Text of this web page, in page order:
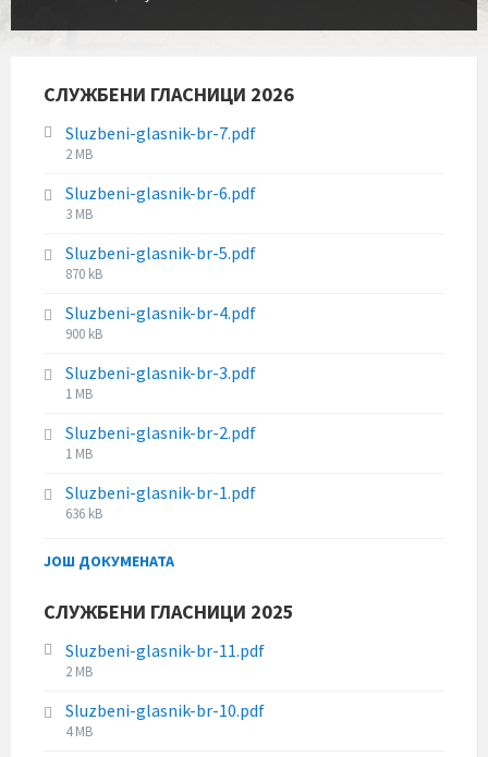
СЛУЖБЕНИ ГЛАСНИЦИ 2026
Sluzbeni-glasnik-br-7.pdf
F
l
e
i
z
e
:
2 MB
Sluzbeni-glasnik-br-6.pdf
F
l
e
i
z
e
:
3 MB
Sluzbeni-glasnik-br-5.pdf
F
l
e
i
z
e
:
870 kB
Sluzbeni-glasnik-br-4.pdf
F
l
e
i
z
e
:
900 kB
Sluzbeni-glasnik-br-3.pdf
F
l
e
i
z
:
1 MB
Sluzbeni-glasnik-br-2.pdf
F
l
e
i
e
1 MB
Sluzbeni-glasnik-br-1.pdf
F
l
i
z
e
636 kB
ЈОШ ДОКУМЕНАТА
СЛУЖБЕНИ ГЛАСНИЦИ 2025
Sluzbeni-glasnik-br-11.pdf
F
l
e
2 MB
Sluzbeni-glasnik-br-10.pdf
F
4 MB